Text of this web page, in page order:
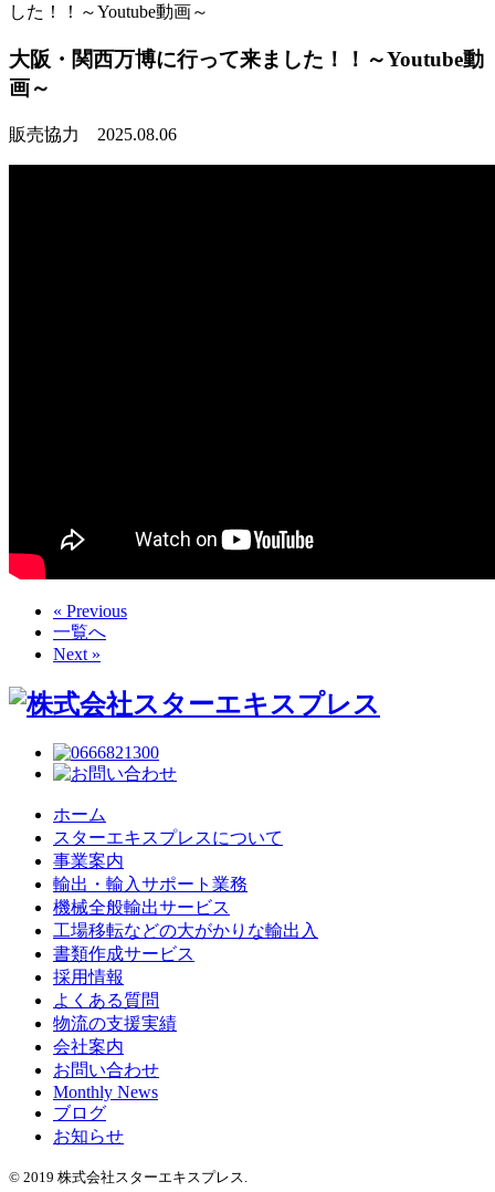
した！！～Youtube動画～
大阪・関西万博に行って来ました！！～Youtube動
画～
販売協力 2025.08.06
« Previous
一覧へ
Next »
ホーム
スターエキスプレスについて
事業案内
輸出・輸入サポート業務
機械全般輸出サービス
工場移転などの大がかりな輸出入
書類作成サービス
採用情報
よくある質問
物流の支援実績
会社案内
お問い合わせ
Monthly News
ブログ
お知らせ
© 2019 株式会社スターエキスプレス.